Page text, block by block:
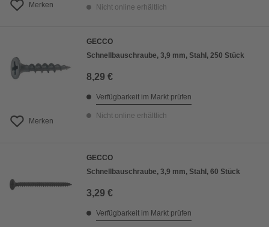
Merken Nicht online erhältlich
Merken
GECCO
Schnellbauschraube, 3,9 mm, Stahl, 250 Stück
8,29 €
Verfügbarkeit im Markt prüfen
Nicht online erhältlich
GECCO
Schnellbauschraube, 3,9 mm, Stahl, 60 Stück
3,29 €
Verfügbarkeit im Markt prüfen